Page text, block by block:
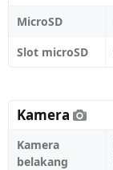
MicroSD
Slot microSD
Kamera
Kamera
belakang